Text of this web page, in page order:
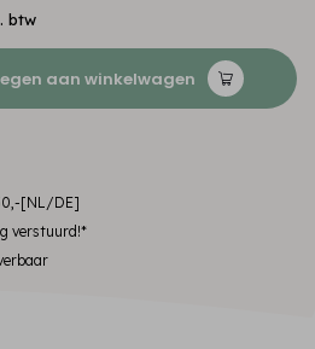
btw
aan winkelwagen
[NL/DE]
verstuurd!*